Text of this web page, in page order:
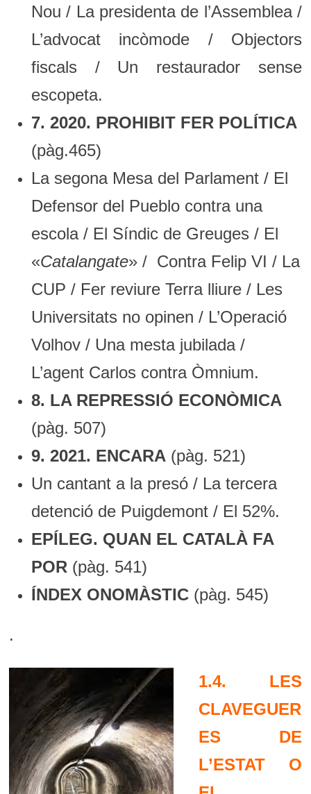
Nou / La presidenta de l’Assemblea /
L’advocat incòmode / Objectors
fiscals / Un restaurador sense
escopeta.
7. 2020. PROHIBIT FER POLÍTICA
(pàg.465)
La segona Mesa del Parlament / El
Defensor del Pueblo contra una
escola / El Síndic de Greuges / El
«Catalangate» / Contra Felip VI / La
CUP / Fer reviure Terra lliure / Les
Universitats no opinen / L’Operació
Volhov / Una mesta jubilada /
L’agent Carlos contra Òmnium.
8. LA REPRESSIÓ ECONÒMICA
(pàg. 507)
9. 2021. ENCARA(pàg. 521)
Un cantant a la presó / La tercera
detenció de Puigdemont / El 52%.
EPÍLEG. QUAN EL CATALÀ FA
POR (pàg. 541)
ÍNDEX ONOMÀSTIC(pàg. 545)
.
1.4. LES
CLAVEGUER
ES DE
L’ESTAT O